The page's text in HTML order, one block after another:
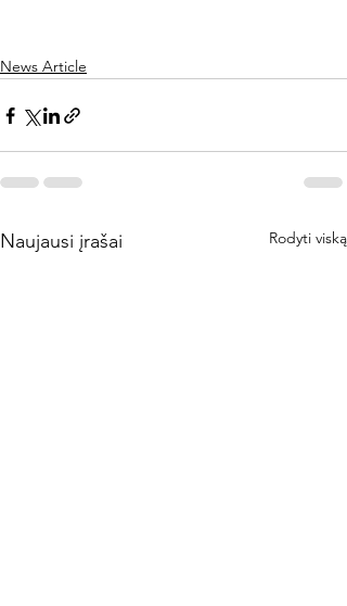
News Article
Naujausi įrašai Rodyti viską